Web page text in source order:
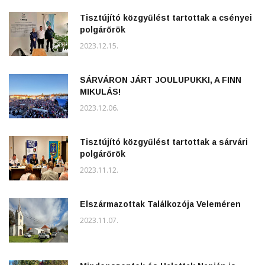
Tisztújító közgyűlést tartottak a csényei
polgárőrök
2023.12.15.
SÁRVÁRON JÁRT JOULUPUKKI, A FINN
MIKULÁS!
2023.12.06.
Tisztújító közgyűlést tartottak a sárvári
polgárőrök
2023.11.12.
Elszármazottak Találkozója Veleméren
2023.11.07.